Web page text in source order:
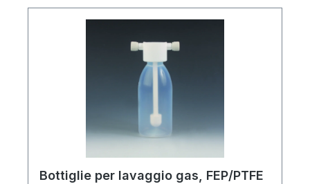
accettano tubi da 4 x 6 mm diam. int x diam.
mm.diam. int. x diam. est.)
Bottiglie per lavaggio gas, FEP/PTFE